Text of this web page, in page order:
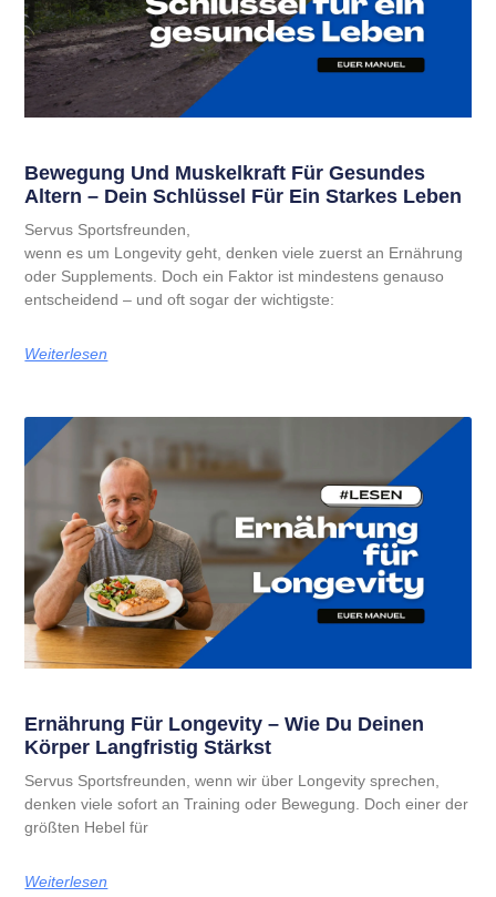
Bewegung Und Muskelkraft Für Gesundes
Altern – Dein Schlüssel Für Ein Starkes Leben
Servus Sportsfreunden,
wenn es um Longevity geht, denken viele zuerst an Ernährung
oder Supplements. Doch ein Faktor ist mindestens genauso
entscheidend – und oft sogar der wichtigste:
Weiterlesen
Ernährung Für Longevity – Wie Du Deinen
Körper Langfristig Stärkst
Servus Sportsfreunden, wenn wir über Longevity sprechen,
denken viele sofort an Training oder Bewegung. Doch einer der
größten Hebel für
Weiterlesen